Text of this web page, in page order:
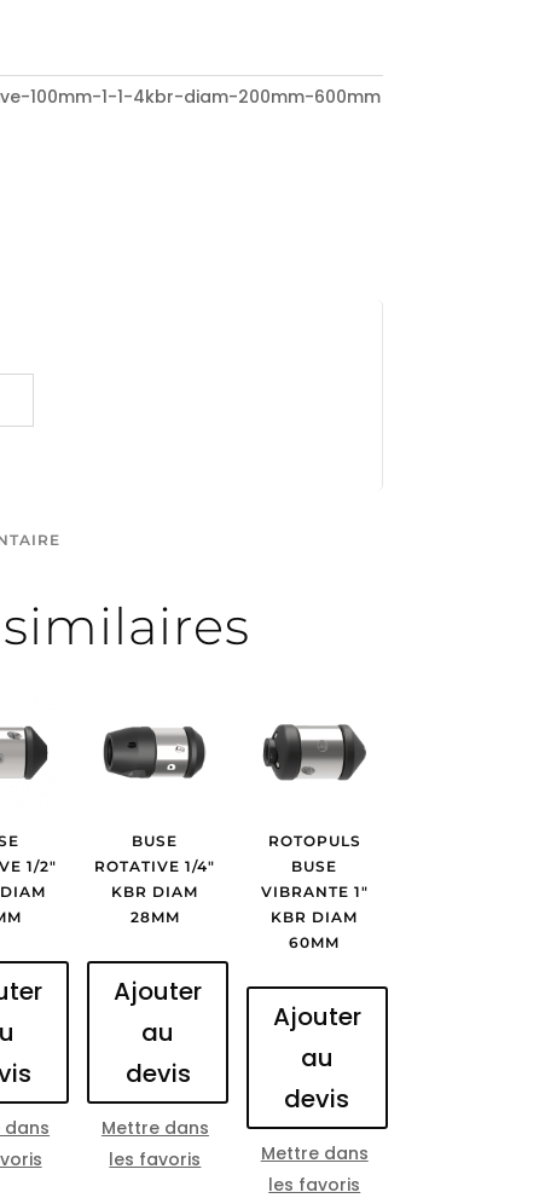
100mm-1-1-4kbr-diam-200mm-600mm
1/2″
dans
BUSE
ROTATIVE 1/4″
KBR DIAM
28MM
Ajouter
au
devis
Mettre dans
les favoris
ROTOPULS
BUSE
VIBRANTE 1″
KBR DIAM
60MM
Ajouter
au
devis
Mettre dans
les favoris